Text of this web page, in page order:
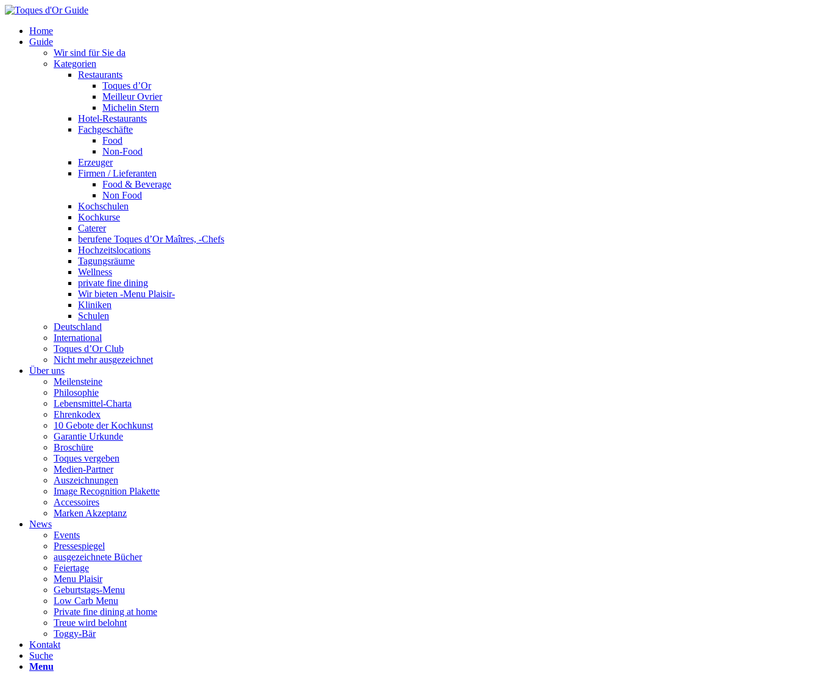
Home
Guide
Wir sind für Sie da
Kategorien
Restaurants
Toques d’Or
Meilleur Ovrier
Michelin Stern
Hotel-Restaurants
Fachgeschäfte
Food
Non-Food
Erzeuger
Firmen / Lieferanten
Food & Beverage
Non Food
Kochschulen
Kochkurse
Caterer
berufene Toques d’Or Maîtres, -Chefs
Hochzeitslocations
Tagungsräume
Wellness
private fine dining
Wir bieten -Menu Plaisir-
Kliniken
Schulen
Deutschland
International
Toques d’Or Club
Nicht mehr ausgezeichnet
Über uns
Meilensteine
Philosophie
Lebensmittel-Charta
Ehrenkodex
10 Gebote der Kochkunst
Garantie Urkunde
Broschüre
Toques vergeben
Medien-Partner
Auszeichnungen
Image Recognition Plakette
Accessoires
Marken Akzeptanz
News
Events
Pressespiegel
ausgezeichnete Bücher
Feiertage
Menu Plaisir
Geburtstags-Menu
Low Carb Menu
Private fine dining at home
Treue wird belohnt
Toggy-Bär
Kontakt
Suche
Menu